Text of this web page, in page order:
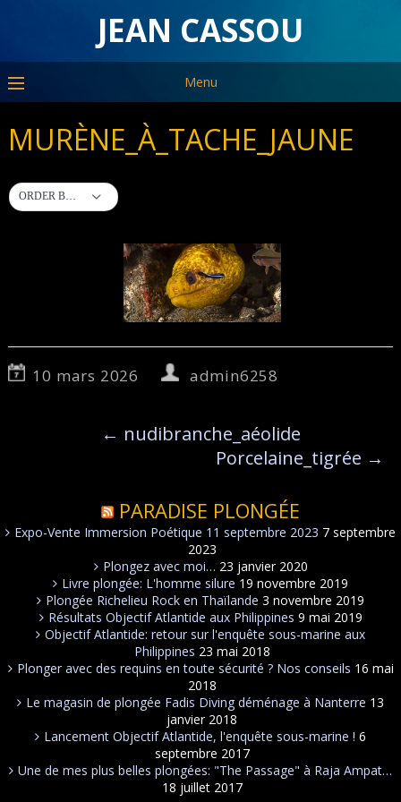
JEAN CASSOU
Menu
MURÈNE_À_TACHE_JAUNE
ORDER BY DEFAULT
10 mars 2026 admin6258
← nudibranche_aéolide
Porcelaine_tigrée →
PARADISE PLONGÉE
Expo-Vente Immersion Poétique 11 septembre 2023 7 septembre
2023
Plongez avec moi… 23 janvier 2020
Livre plongée: L'homme silure 19 novembre 2019
Plongée Richelieu Rock en Thaïlande 3 novembre 2019
Résultats Objectif Atlantide aux Philippines 9 mai 2019
Objectif Atlantide: retour sur l'enquête sous-marine aux
Philippines 23 mai 2018
Plonger avec des requins en toute sécurité ? Nos conseils 16 mai
2018
Le magasin de plongée Fadis Diving déménage à Nanterre 13
janvier 2018
Lancement Objectif Atlantide, l'enquête sous-marine ! 6
septembre 2017
Une de mes plus belles plongées: "The Passage" à Raja Ampat…
18 juillet 2017